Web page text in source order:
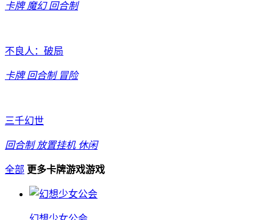
卡牌 魔幻 回合制
不良人：破局
卡牌 回合制 冒险
三千幻世
回合制 放置挂机 休闲
全部 更多卡牌游戏游戏